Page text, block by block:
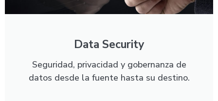
Data Security
Seguridad, privacidad y gobernanza de
datos desde la fuente hasta su destino.